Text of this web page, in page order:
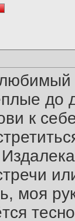
до
к
моя